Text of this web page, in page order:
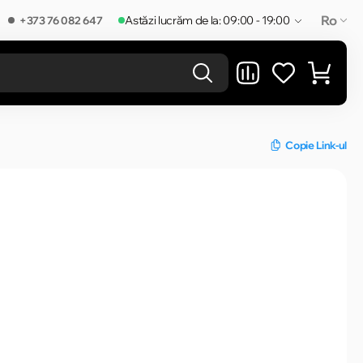
+373 76 082 647 Astăzi lucrăm de la: 09:00 - 19:00 Ro
Copie Link-ul